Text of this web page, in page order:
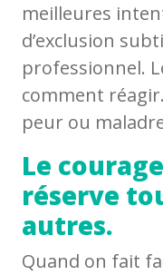
meilleures
d’exclusion
professionnel.
comment
peur ou
Le
réserve
autres.
Quand on fait